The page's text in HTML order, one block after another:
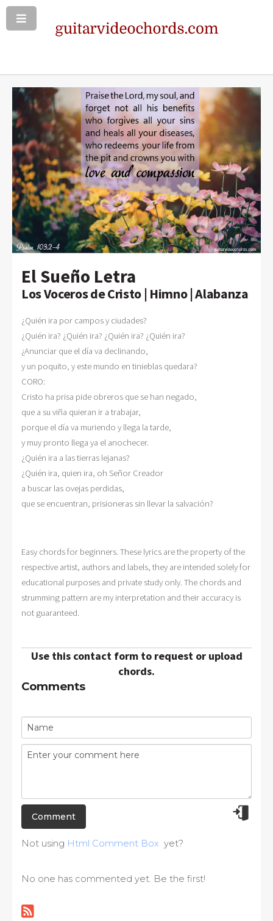
El Sueño Letra
Los Voceros de Cristo | Himno | Alabanza
¿Quién ira por campos y ciudades?
¿Quién ira? ¿Quién ira? ¿Quién ira? ¿Quién ira?
¿Anunciar que el día va declinando,
y un poquito, y este mundo en tinieblas quedara?
CORO:
Cristo ha prisa pide obreros que se han negado,
que a su viña quieran ir a trabajar,
porque el día va muriendo y llega la tarde,
y muy pronto llega ya el anochecer.
¿Quién ira a las tierras lejanas?
¿Quién ira, quien ira, oh Señor Creador
a buscar las ovejas perdidas,
Easy chords for beginners. These lyrics are the property of the
respective artist, authors and labels, they are intended solely for
educational purposes and private study only. The chords and
strumming pattern are my interpretation and their accuracy is
not guaranteed.
Use this contact form to request or upload
chords.
Comments
Not using Html Comment Box yet?
No one has commented yet. Be the first!